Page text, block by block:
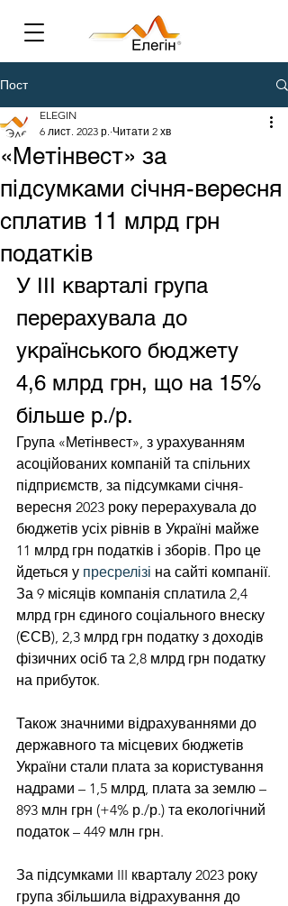
Пост
«Метінвест» за
підсумками січня-вересня
сплатив 11 млрд грн
податків
ELEGIN
6 лист. 2023 р. Читати 2 хв
У III кварталі група
перерахувала до
українського бюджету
4,6 млрд грн, що на 15%
більше р./р.
Група «Метінвест», з урахуванням
асоційованих компаній та спільних
підприємств, за підсумками січня-
вересня 2023 року перерахувала до
бюджетів усіх рівнів в Україні майже
11 млрд грн податків і зборів. Про це
йдеться у пресрелізі на сайті компанії.
За 9 місяців компанія сплатила 2,4
млрд грн єдиного соціального внеску
(ЄСВ), 2,3 млрд грн податку з доходів
фізичних осіб та 2,8 млрд грн податку
на прибуток.
Також значними відрахуваннями до
державного та місцевих бюджетів
України стали плата за користування
надрами – 1,5 млрд, плата за землю –
893 млн грн (+4% р./р.) та екологічний
податок – 449 млн грн.
За підсумками III кварталу 2023 року
група збільшила відрахування до